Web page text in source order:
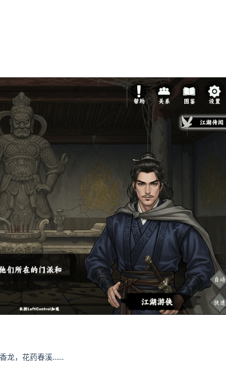
龙，花药春溪……